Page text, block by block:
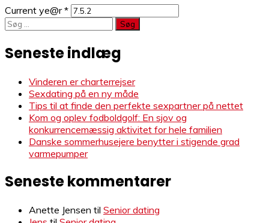
Current ye@r*
Søg
efter:
Seneste indlæg
Vinderen er charterrejser
Sexdating på en ny måde
Tips til at finde den perfekte sexpartner på nettet
Kom og oplev fodboldgolf: En sjov og
konkurrencemæssig aktivitet for hele familien
Danske sommerhusejere benytter i stigende grad
varmepumper
Seneste kommentarer
Anette Jensen til Senior dating